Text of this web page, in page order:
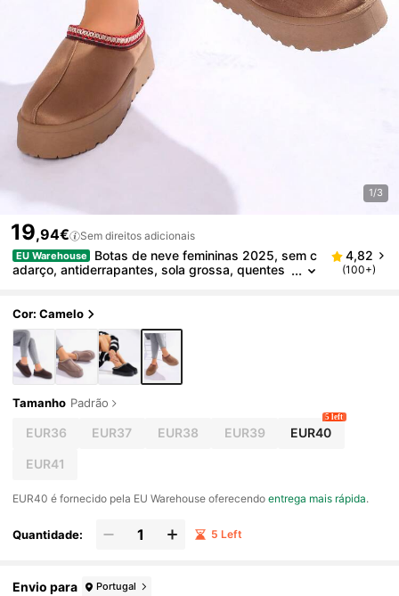
1/3
19,94€ Sem direitos adicionais
EU Warehouse
Botas de neve femininas 2025, sem c
adarço, antiderrapantes, sola grossa, quentes
4,82
(100+)
Cor: Camelo
Tamanho Padrão
EUR36 EUR37 EUR38 EUR39 EUR40
5 left
EUR41
​EUR40 é fornecido pela EU Warehouse oferecendoentrega mais rápida.
Quantidade: 5 Left
Envio para Portugal